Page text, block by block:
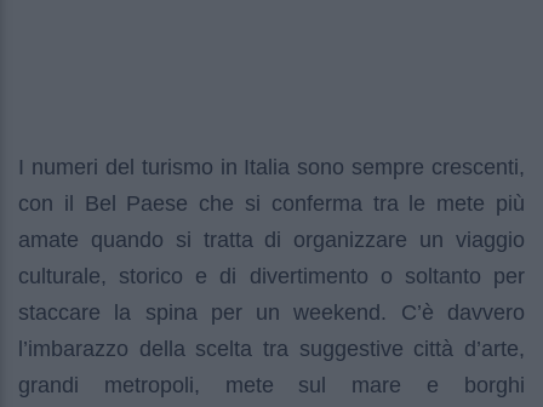
I numeri del turismo in Italia sono sempre crescenti,
con il Bel Paese che si conferma tra le mete più
amate quando si tratta di organizzare un viaggio
culturale, storico e di divertimento o soltanto per
staccare la spina per un weekend. C’è davvero
l’imbarazzo della scelta tra suggestive città d’arte,
grandi metropoli, mete sul mare e borghi